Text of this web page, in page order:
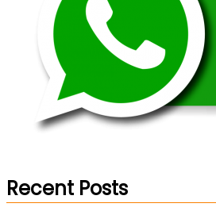
Recent Posts